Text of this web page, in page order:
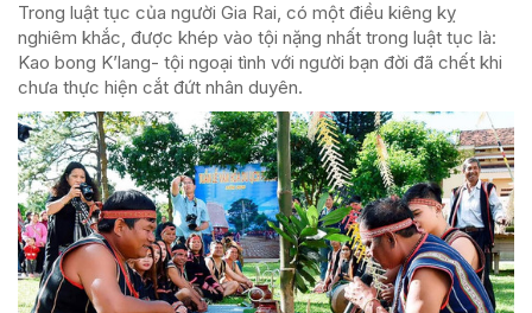
Trong luật tục của người Gia Rai, có một điều kiêng kỵ
nghiêm khắc, được khép vào tội nặng nhất trong luật tục là:
Kao bong K’lang- tội ngoại tình với người bạn đời đã chết khi
chưa thực hiện cắt đứt nhân duyên.